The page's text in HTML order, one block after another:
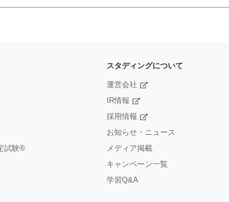
試験®
スタディングについて
運営会社
IR情報
採用情報
お知らせ・ニュース
メディア掲載
キャンペーン一覧
学習Q&A